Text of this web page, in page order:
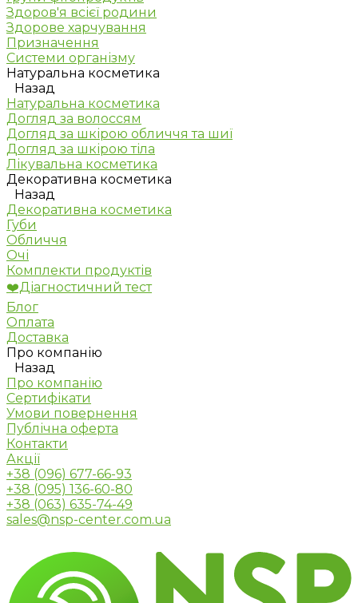
Здоров'я всієї родини
Здорове харчування
Призначення
Системи організму
Натуральна косметика
Назад
Натуральна косметика
Догляд за волоссям
Догляд за шкірою обличчя та шиї
Догляд за шкірою тіла
Лікувальна косметика
Декоративна косметика
Назад
Декоративна косметика
Губи
Обличчя
Очі
Комплекти продуктів
❤️Діагностичний тест
Блог
Оплата
Доставка
Про компанію
Назад
Про компанію
Сертифікати
Умови повернення
Публічна оферта
Контакти
Акції
+38 (096) 677-66-93
+38 (095) 136-60-80
+38 (063) 635-74-49
sales@nsp-center.com.ua